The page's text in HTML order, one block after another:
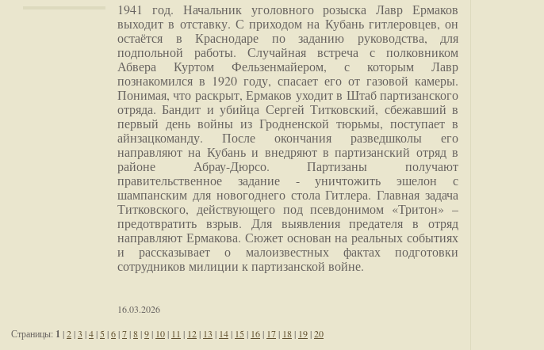
1941 год. Начальник уголовного розыска Лавр Ермаков
выходит в отставку. С приходом на Кубань гитлеровцев, он
остаётся в Краснодаре по заданию руководства, для
подпольной работы. Случайная встреча с полковником
Абвера Куртом Фельзенмайером, с которым Лавр
познакомился в 1920 году, спасает его от газовой камеры.
Понимая, что раскрыт, Ермаков уходит в Штаб партизанского
отряда. Бандит и убийца Сергей Титковский, сбежавший в
первый день войны из Гродненской тюрьмы, поступает в
айнзацкоманду. После окончания разведшколы его
направляют на Кубань и внедряют в партизанский отряд в
районе Абрау-Дюрсо. Партизаны получают
правительственное задание - уничтожить эшелон с
шампанским для новогоднего стола Гитлера. Главная задача
Титковского, действующего под псевдонимом «Тритон» –
предотвратить взрыв. Для выявления предателя в отряд
направляют Ермакова. Сюжет основан на реальных событиях
и рассказывает о малоизвестных фактах подготовки
сотрудников милиции к партизанской войне.
16.03.2026
Страницы: 1 |2|3 |4| 5 |6|7|8|9| 10| 11 | 12| 13 | 14| 15 | 16| 17| 18| 19|20